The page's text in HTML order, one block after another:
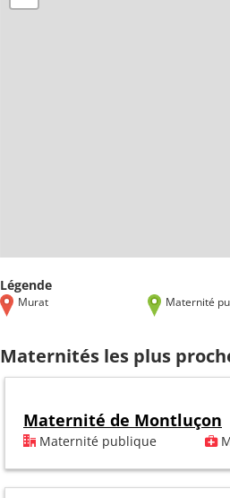
Légende
Murat Maternité
Maternités les plus
Maternité de Montluçon
Maternité publique